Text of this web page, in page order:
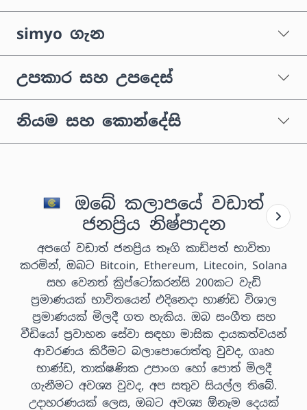
simyo ගැන
උපකාර සහ උපදෙස්
නියම සහ කොන්දේසි
ඔබේ කලාපයේ වඩාත්
ජනප්‍රිය නිෂ්පාදන
අපගේ වඩාත් ජනප්‍රිය තෑගි කාඩ්පත් භාවිතා
කරමින්, ඔබට Bitcoin, Ethereum, Litecoin, Solana
සහ වෙනත් ක්‍රිප්ටෝකරන්සි 200කට වැඩි
ප්‍රමාණයක් භාවිතයෙන් එදිනෙදා භාණ්ඩ විශාල
ප්‍රමාණයක් මිලදී ගත හැකිය. ඔබ සංගීත සහ
වීඩියෝ ප්‍රවාහන සේවා සඳහා මාසික දායකත්වයන්
ආවරණය කිරීමට බලාපොරොත්තු වුවද, ගෘහ
භාණ්ඩ, තාක්ෂණික උපාංග හෝ පොත් මිලදී
ගැනීමට අවශ්‍ය වුවද, අප සතුව සියල්ල තිබේ.
උදාහරණයක් ලෙස, ඔබට අවශ්‍ය ඕනෑම දෙයක්